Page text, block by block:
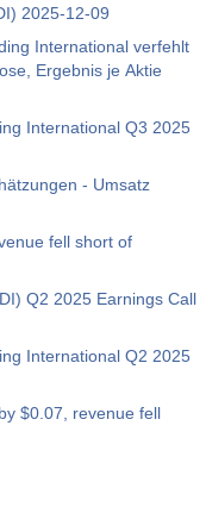
2025-12-09
International verfehlt
Ergebnis je Aktie
International Q3 2025
- Umsatz
fell short of
Q2 2025 Earnings Call
International Q2 2025
$0.07, revenue fell